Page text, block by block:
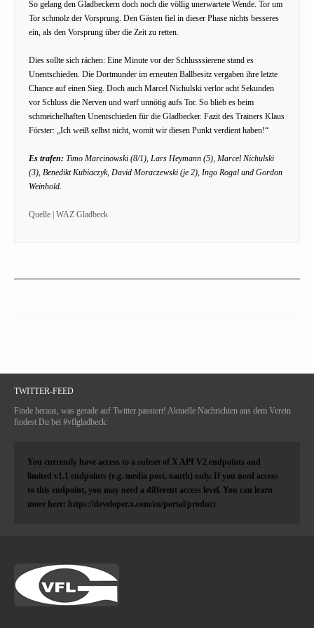
So gelang den Gladbeckern doch noch die völlig unerwartete Wende. Tor um
Tor schmolz der Vorsprung. Den Gästen fiel in dieser Phase nichts besseres
ein, als den Vorsprung über die Zeit zu retten.
Dies sollte sich rächen: Eine Minute vor der Schlusssierene stand es
Unentschieden. Die Dortmunder im erneuten Ballbesitz vergaben ihre letzte
Chance auf einen Sieg. Doch auch Marcel Nichulski verlor acht Sekunden
vor Schluss die Nerven und warf unnötig aufs Tor. So blieb es beim
schmeichelhaften Unentschieden für die Gladbecker. Fazit des Trainers Klaus
Förster: „Ich weiß selbst nicht, womit wir diesen Punkt verdient haben!“
Es trafen: Timo Marcinowski (8/1), Lars Heymann (5), Marcel Nichulski
(3), Benedikt Kubiaczyk, David Moraczewski (je 2), Ingo Rogal und Gordon
Weinhold.
Quelle | WAZ Gladbeck
TWITTER-FEED
Finde heraus, was gerade auf Twitter passiert! Aktuelle Nachrichten aus dem Verein
findest Du bei #vflgladbeck:
You currently have access to a subset of X API V2 endpoints and
limited v1.1 endpoints (e.g. media post, oauth) only. If you need access
to this endpoint, you may need a different access level. You can learn
more here: https://developer.x.com/en/portal/product